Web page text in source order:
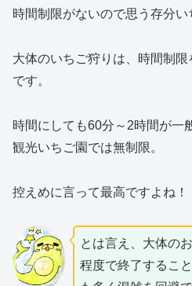
時間制限がないので思う存分い
大体のいちご狩りは、時間制
です。
時間にしても60分～2時間が一
観光いちご園では無制限。
控えめに言って最高ですよね！
とは言え、大体の
程度で終了するこ